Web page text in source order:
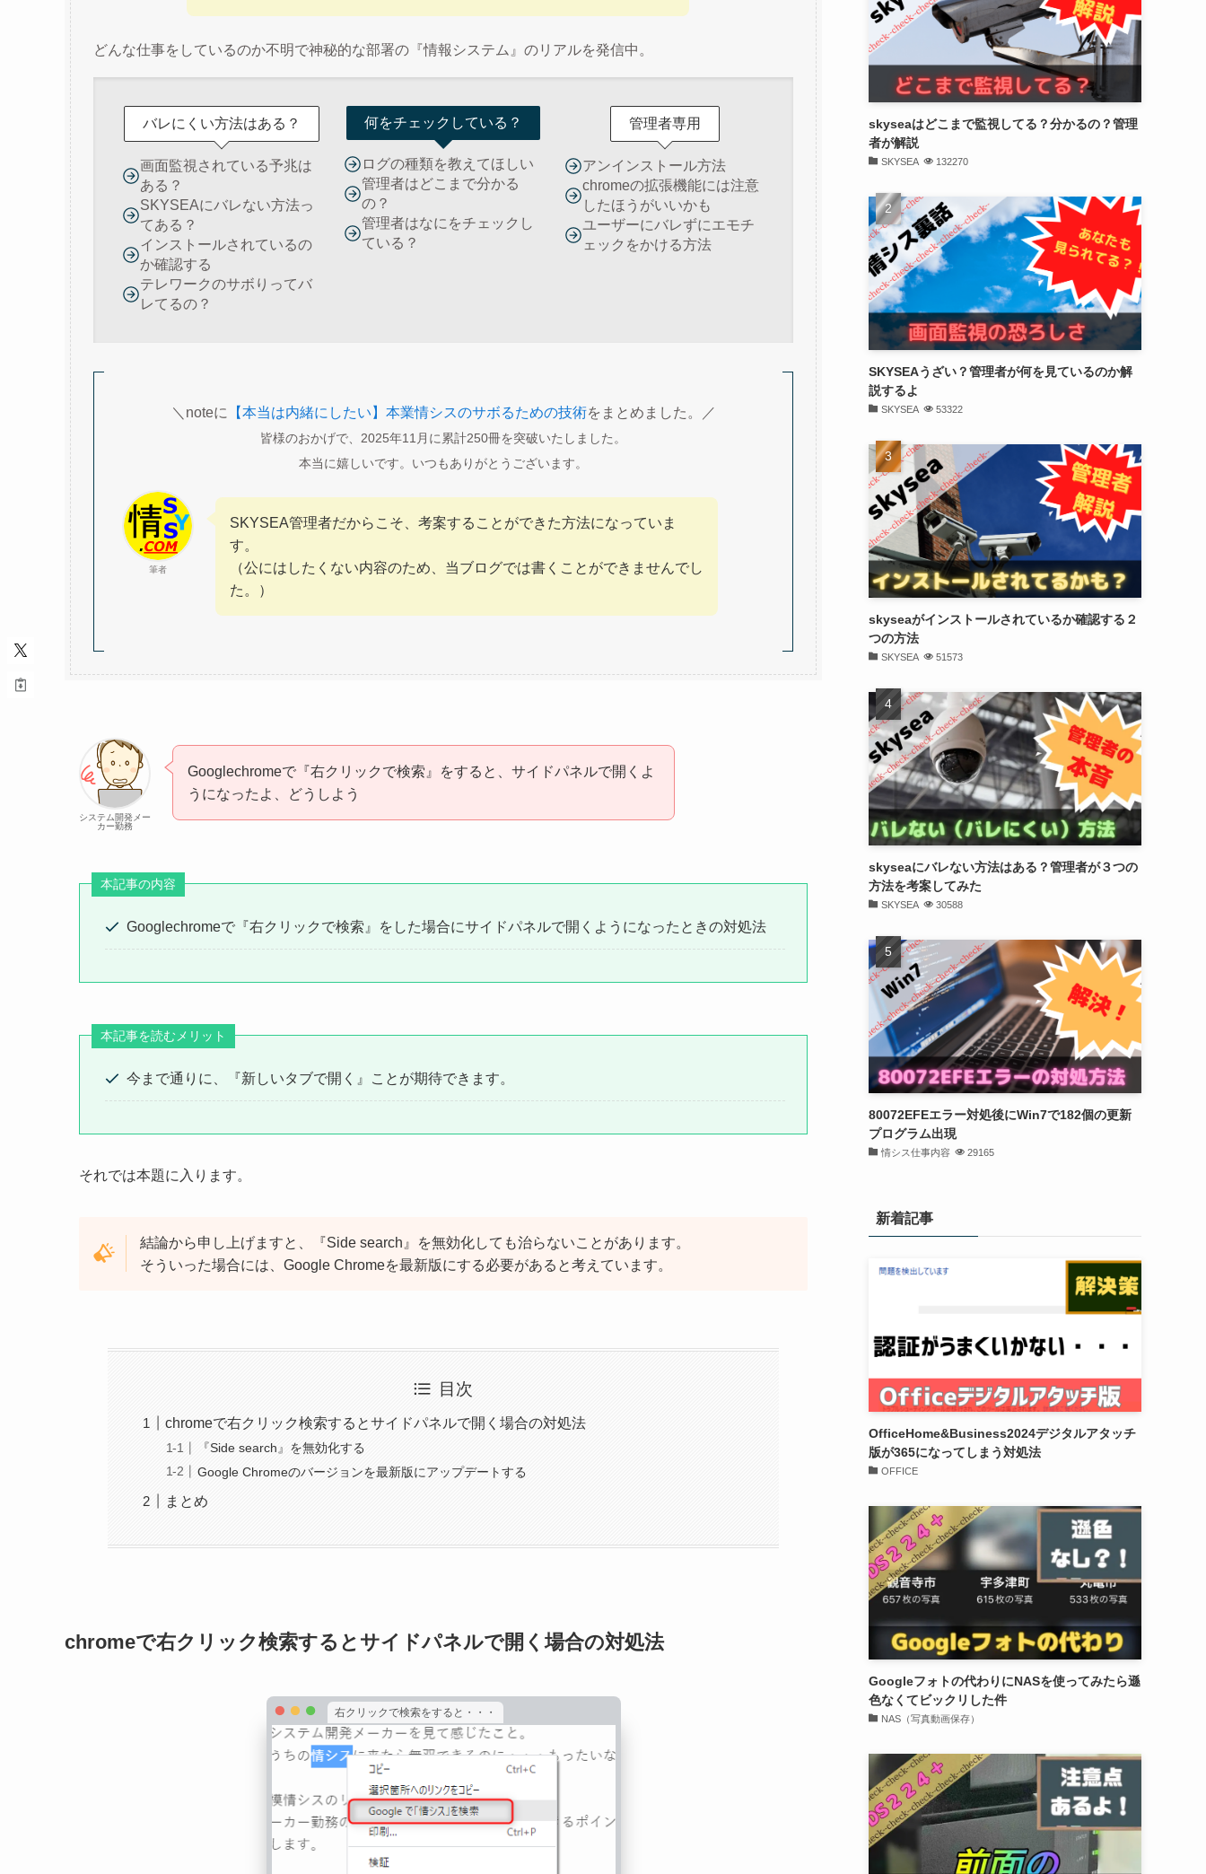
どんな仕事をしているのか不明で神秘的な部署の『情報システム』のリアルを発信中。
バレにくい方法はある？
画面監視されている予兆は
ある？
SKYSEAにバレない方法っ
てある？
インストールされているの
か確認する
テレワークのサボりってバ
レてるの？
何をチェックしている？
ログの種類を教えてほしい
管理者はどこまで分かる
の？
管理者はなにをチェックし
ている？
管理者専用
アンインストール方法
chromeの拡張機能には注意
したほうがいいかも
ユーザーにバレずにエモチ
ェックをかける方法
＼noteに 【本当は内緒にしたい】本業情シスのサボるための技術をまとめました。／
皆様のおかげで、2025年11月に累計250冊を突破いたしました。
本当に嬉しいです。いつもありがとうございます。
筆者
SKYSEA管理者だからこそ、考案することができた方法になっていま
す。
（公にはしたくない内容のため、当ブログでは書くことができませんでし
た。）
システム開発メー
カー勤務
Googlechromeで『右クリックで検索』をすると、サイドパネルで開くよ
うになったよ、どうしよう
本記事の内容
Googlechromeで『右クリックで検索』をした場合にサイドパネルで開くようになったときの対処法
本記事を読むメリット
今まで通りに、『新しいタブで開く』ことが期待できます。
それでは本題に入ります。
結論から申し上げますと、『Side search』を無効化しても治らないことがあります。
そういった場合には、Google Chromeを最新版にする必要があると考えています。
目次
chromeで右クリック検索するとサイドパネルで開く場合の対処法
『Side search』を無効化する
Google Chromeのバージョンを最新版にアップデートする
まとめ
chromeで右クリック検索するとサイドパネルで開く場合の対処法
右クリックで検索をすると・・・
skyseaはどこまで監視してる？分かるの？管理
者が解説
SKYSEA 132270
SKYSEAうざい？管理者が何を見ているのか解
説するよ
SKYSEA 53322
skyseaがインストールされているか確認する２
つの方法
SKYSEA 51573
skyseaにバレない方法はある？管理者が３つの
方法を考案してみた
SKYSEA 30588
80072EFEエラー対処後にWin7で182個の更新
プログラム出現
情シス仕事内容 29165
新着記事
OfficeHome&Business2024デジタルアタッチ
版が365になってしまう対処法
OFFICE
Googleフォトの代わりにNASを使ってみたら遜
色なくてビックリした件
NAS（写真動画保存）